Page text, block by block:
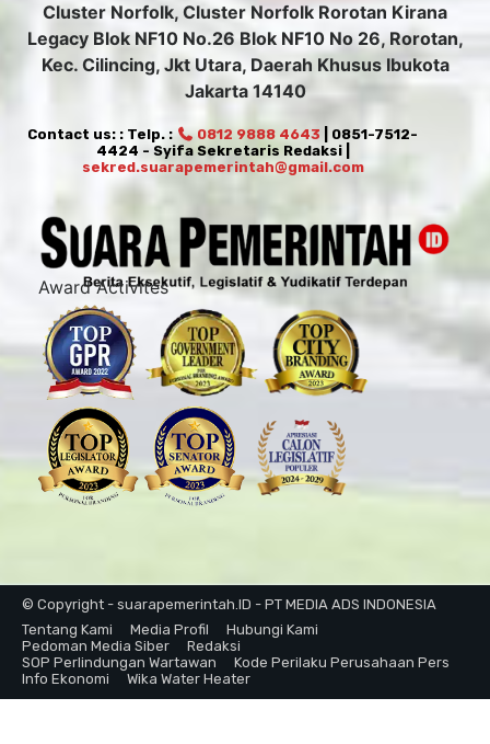
Cluster Norfolk, Cluster Norfolk Rorotan Kirana
Legacy Blok NF10 No.26 Blok NF10 No 26, Rorotan,
Kec. Cilincing, Jkt Utara, Daerah Khusus Ibukota
Jakarta 14140
Contact us: : Telp. : 0812 9888 4643 | 0851-7512-
4424 - Syifa Sekretaris Redaksi |
sekred.suarapemerintah@gmail.com
Award Activites
© Copyright - suarapemerintah.ID - PT MEDIA ADS INDONESIA
Tentang Kami
Media Profil
Hubungi Kami
Pedoman Media Siber
Redaksi
SOP Perlindungan Wartawan
Kode Perilaku Perusahaan Pers
Info Ekonomi
Wika Water Heater